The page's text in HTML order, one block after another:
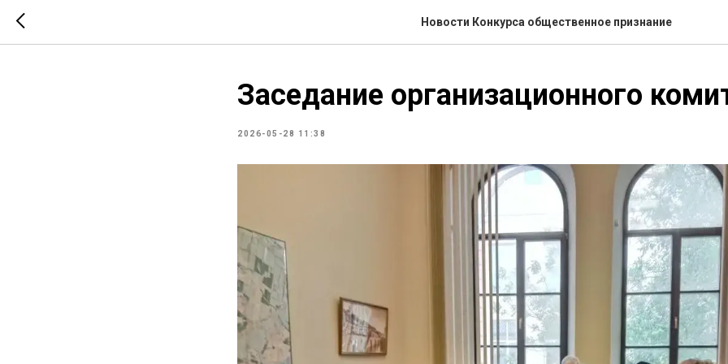
Новости Конкурса общественное признание
Заседание организационного
2026-05-28 11:38